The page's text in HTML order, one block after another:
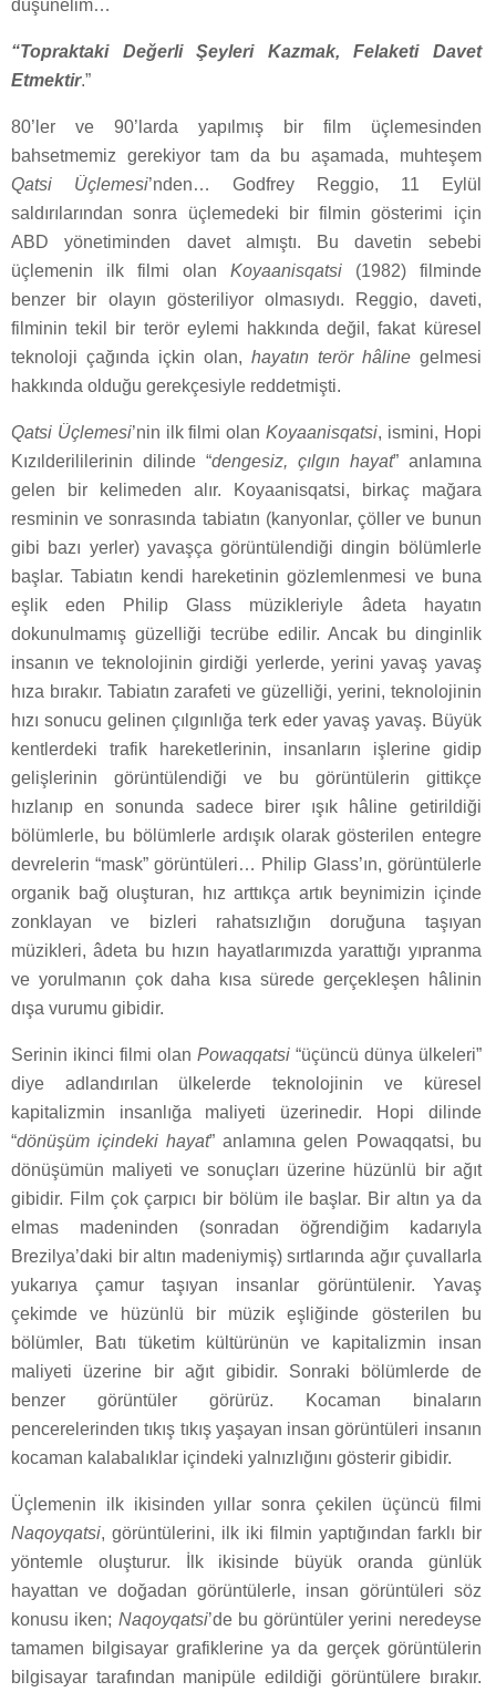
düşünelim…
“Topraktaki Değerli Şeyleri Kazmak, Felaketi Davet
Etmektir.”
80’ler ve 90’larda yapılmış bir film üçlemesinden
bahsetmemiz gerekiyor tam da bu aşamada, muhteşem
Qatsi Üçlemesi’nden… Godfrey Reggio, 11 Eylül
saldırılarından sonra üçlemedeki bir filmin gösterimi için
ABD yönetiminden davet almıştı. Bu davetin sebebi
üçlemenin ilk filmi olan Koyaanisqatsi(1982) filminde
benzer bir olayın gösteriliyor olmasıydı. Reggio, daveti,
filminin tekil bir terör eylemi hakkında değil, fakat küresel
teknoloji çağında içkin olan, hayatın terör hâlinegelmesi
hakkında olduğu gerekçesiyle reddetmişti.
Qatsi Üçlemesi’nin ilk filmi olanKoyaanisqatsi, ismini, Hopi
Kızılderililerinin dilinde “dengesiz, çılgın hayat” anlamına
gelen bir kelimeden alır. Koyaanisqatsi, birkaç mağara
resminin ve sonrasında tabiatın (kanyonlar, çöller ve bunun
gibi bazı yerler) yavaşça görüntülendiği dingin bölümlerle
başlar. Tabiatın kendi hareketinin gözlemlenmesi ve buna
eşlik eden Philip Glass müzikleriyle âdeta hayatın
dokunulmamış güzelliği tecrübe edilir. Ancak bu dinginlik
insanın ve teknolojinin girdiği yerlerde, yerini yavaş yavaş
hıza bırakır. Tabiatın zarafeti ve güzelliği, yerini, teknolojinin
hızı sonucu gelinen çılgınlığa terk eder yavaş yavaş. Büyük
kentlerdeki trafik hareketlerinin, insanların işlerine gidip
gelişlerinin görüntülendiği ve bu görüntülerin gittikçe
hızlanıp en sonunda sadece birer ışık hâline getirildiği
bölümlerle, bu bölümlerle ardışık olarak gösterilen entegre
devrelerin “mask” görüntüleri… Philip Glass’ın, görüntülerle
organik bağ oluşturan, hız arttıkça artık beynimizin içinde
zonklayan ve bizleri rahatsızlığın doruğuna taşıyan
müzikleri, âdeta bu hızın hayatlarımızda yarattığı yıpranma
ve yorulmanın çok daha kısa sürede gerçekleşen hâlinin
dışa vurumu gibidir.
Serinin ikinci filmi olan Powaqqatsi“üçüncü dünya ülkeleri”
diye adlandırılan ülkelerde teknolojinin ve küresel
kapitalizmin insanlığa maliyeti üzerinedir. Hopi dilinde
“dönüşüm içindeki hayat” anlamına gelen Powaqqatsi, bu
dönüşümün maliyeti ve sonuçları üzerine hüzünlü bir ağıt
gibidir. Film çok çarpıcı bir bölüm ile başlar. Bir altın ya da
elmas madeninden (sonradan öğrendiğim kadarıyla
Brezilya’daki bir altın madeniymiş) sırtlarında ağır çuvallarla
yukarıya çamur taşıyan insanlar görüntülenir. Yavaş
çekimde ve hüzünlü bir müzik eşliğinde gösterilen bu
bölümler, Batı tüketim kültürünün ve kapitalizmin insan
maliyeti üzerine bir ağıt gibidir. Sonraki bölümlerde de
benzer görüntüler görürüz. Kocaman binaların
pencerelerinden tıkış tıkış yaşayan insan görüntüleri insanın
kocaman kalabalıklar içindeki yalnızlığını gösterir gibidir.
Üçlemenin ilk ikisinden yıllar sonra çekilen üçüncü filmi
Naqoyqatsi, görüntülerini, ilk iki filmin yaptığından farklı bir
yöntemle oluşturur. İlk ikisinde büyük oranda günlük
hayattan ve doğadan görüntülerle, insan görüntüleri söz
konusu iken; Naqoyqatsi’de bu görüntüler yerini neredeyse
tamamen bilgisayar grafiklerine ya da gerçek görüntülerin
bilgisayar tarafından manipüle edildiği görüntülere bırakır.